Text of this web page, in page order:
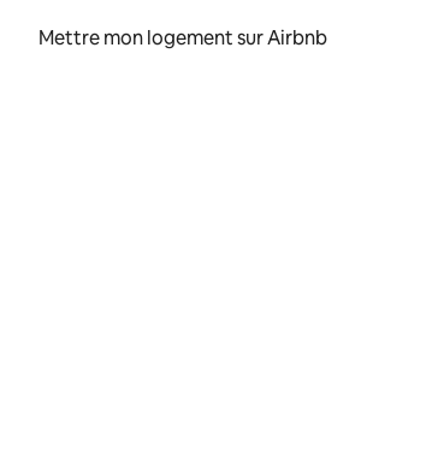
Mettre mon logement sur Airbnb